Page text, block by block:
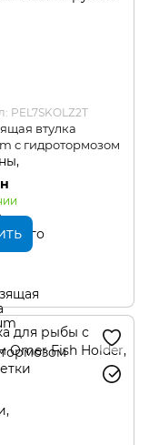
PEL7SKOLZ2T
втулка
с гидротормозом